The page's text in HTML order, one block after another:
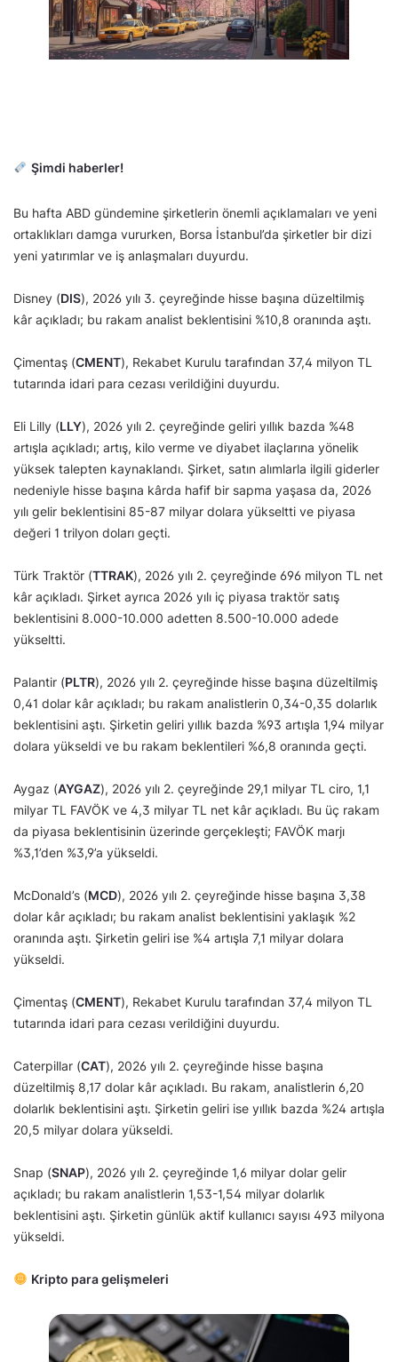
Şimdi haberler!
Bu hafta ABD gündemine şirketlerin önemli açıklamaları ve yeni
ortaklıkları damga vururken, Borsa İstanbul’da şirketler bir dizi
yeni yatırımlar ve iş anlaşmaları duyurdu.
Disney (DIS), 2026 yılı 3. çeyreğinde hisse başına düzeltilmiş
kâr açıkladı; bu rakam analist beklentisini %10,8 oranında aştı.
Çimentaş (CMENT), Rekabet Kurulu tarafından 37,4 milyon TL
tutarında idari para cezası verildiğini duyurdu.
Eli Lilly (LLY), 2026 yılı 2. çeyreğinde geliri yıllık bazda %48
artışla açıkladı; artış, kilo verme ve diyabet ilaçlarına yönelik
yüksek talepten kaynaklandı. Şirket, satın alımlarla ilgili giderler
nedeniyle hisse başına kârda hafif bir sapma yaşasa da, 2026
yılı gelir beklentisini 85-87 milyar dolara yükseltti ve piyasa
değeri 1 trilyon doları geçti.
Türk Traktör (TTRAK), 2026 yılı 2. çeyreğinde 696 milyon TL net
kâr açıkladı. Şirket ayrıca 2026 yılı iç piyasa traktör satış
beklentisini 8.000-10.000 adetten 8.500-10.000 adede
yükseltti.
Palantir (PLTR), 2026 yılı 2. çeyreğinde hisse başına düzeltilmiş
0,41 dolar kâr açıkladı; bu rakam analistlerin 0,34-0,35 dolarlık
beklentisini aştı. Şirketin geliri yıllık bazda %93 artışla 1,94 milyar
dolara yükseldi ve bu rakam beklentileri %6,8 oranında geçti.
Aygaz (AYGAZ), 2026 yılı 2. çeyreğinde 29,1 milyar TL ciro, 1,1
milyar TL FAVÖK ve 4,3 milyar TL net kâr açıkladı. Bu üç rakam
da piyasa beklentisinin üzerinde gerçekleşti; FAVÖK marjı
%3,1’den %3,9’a yükseldi.
McDonald’s (MCD), 2026 yılı 2. çeyreğinde hisse başına 3,38
dolar kâr açıkladı; bu rakam analist beklentisini yaklaşık %2
oranında aştı. Şirketin geliri ise %4 artışla 7,1 milyar dolara
yükseldi.
Çimentaş (CMENT), Rekabet Kurulu tarafından 37,4 milyon TL
tutarında idari para cezası verildiğini duyurdu.
Caterpillar (CAT), 2026 yılı 2. çeyreğinde hisse başına
düzeltilmiş 8,17 dolar kâr açıkladı. Bu rakam, analistlerin 6,20
dolarlık beklentisini aştı. Şirketin geliri ise yıllık bazda %24 artışla
20,5 milyar dolara yükseldi.
Snap (SNAP), 2026 yılı 2. çeyreğinde 1,6 milyar dolar gelir
açıkladı; bu rakam analistlerin 1,53-1,54 milyar dolarlık
beklentisini aştı. Şirketin günlük aktif kullanıcı sayısı 493 milyona
yükseldi.
Kripto para gelişmeleri